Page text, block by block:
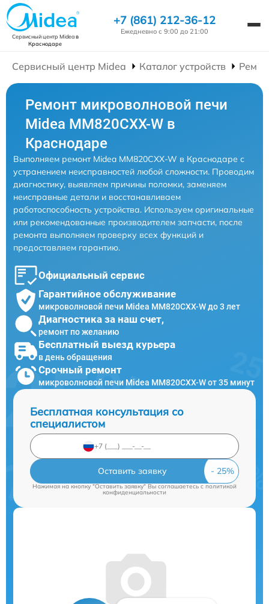
Сервисный центр Mideaв
Краснодаре
+7 (861) 212-36-12
Ежедневно с 9:00 до 21:00
Сервисный центр Midea Каталог устройств
Ремонт микроволновой печи
Midea MM820CXX-W в
Краснодаре
Выполняем ремонт Midea MM820CXX-W в Краснодаре с
устранением неисправностей любой сложности. Проводим
диагностику, выявляем причины поломки, заменяем
неисправные детали и восстанавливаем
работоспособность устройства. Используем оригинальные
или рекомендованные производителем запчасти, после
ремонта выполняем проверку всех функций и
предоставляем гарантию.
Официальный сервис
Гарантийное обслуживание
микроволновой печи Midea MM820CXX-W до 3 лет
Диагностика за наш счет,
ремонт по желанию
Бесплатный выезд курьера
в день обращения
Срочный ремонт
микроволновой печи Midea MM820CXX-W от 35 минут
Бесплатная консультация со
специалистом
Оставить заявку
Нажимая на кнопку "Оставить заявку" Вы соглашаетесь cполитикой
конфиденциальности